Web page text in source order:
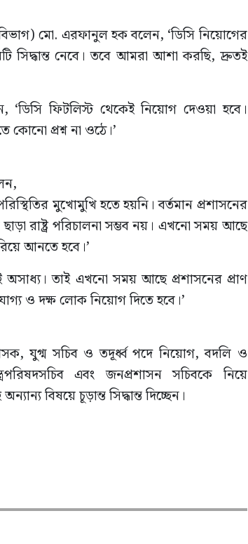
মো. এরফানুল হক বলেন, ‘ডিসি নিয়োগের
সিদ্ধান্ত নেবে। তবে আমরা আশা করছি, দ্রুতই
ফিটলিস্ট থেকেই নিয়োগ দেওয়া হবে।
কোনো প্রশ্ন না ওঠে।’
মুখোমুখি হতে হয়নি। বর্তমান প্রশাসনের
রাষ্ট্র পরিচালনা সম্ভব নয়। এখনো সময় আছে
আনতে হবে।’
অসাধ্য। তাই এখনো সময় আছে প্রশাসনের প্রাণ
ও দক্ষ লোক নিয়োগ দিতে হবে।’
যুগ্ম সচিব ও তদূর্ধ্ব পদে নিয়োগ, বদলি ও
এবং জনপ্রশাসন সচিবকে নিয়ে
বিষয়ে চূড়ান্ত সিদ্ধান্ত দিচ্ছেন।